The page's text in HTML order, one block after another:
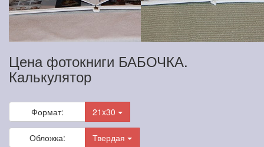
Цена фотокниги БАБОЧКА.
Калькулятор
Формат: 21x30
Обложка: Твердая